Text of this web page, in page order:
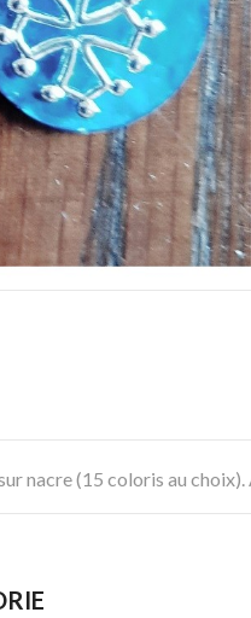
nacre (15 coloris au